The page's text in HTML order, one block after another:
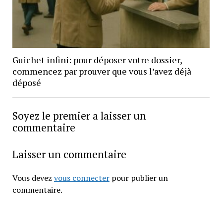
Guichet infini: pour déposer votre dossier,
commencez par prouver que vous l’avez déjà
déposé
Soyez le premier a laisser un
commentaire
Laisser un commentaire
Vous devez vous connecterpour publier un
commentaire.